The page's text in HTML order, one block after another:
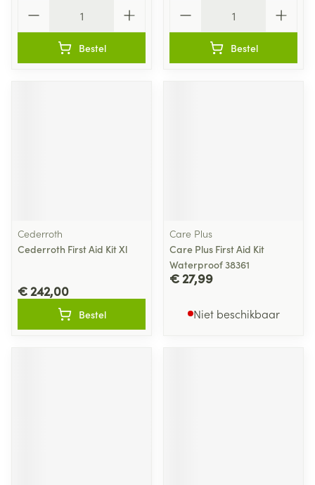
Bestel Bestel
Cederroth
Cederroth First Aid Kit Xl
€ 242,00
Bestel
Care Plus
Care Plus First Aid Kit
Waterproof 38361
€ 27,99
Niet beschikbaar